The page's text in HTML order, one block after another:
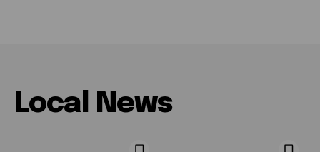
Local News